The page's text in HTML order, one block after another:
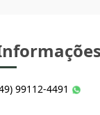
99112-4491